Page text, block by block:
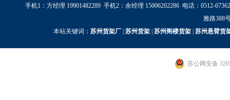
手机1：方经理 19901482289 手机2：余经理 15006202286 电话：0512-
雅路388
本站关键词： 苏州货架厂 苏州货架 苏州阁楼货架 苏州悬臂货
苏公网安备